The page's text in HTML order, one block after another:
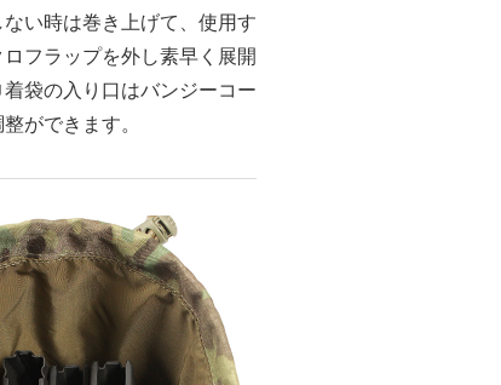
い時は巻き上げて、使用す
フラップを外し素早く展開
袋の入り口はバンジーコー
ができます。